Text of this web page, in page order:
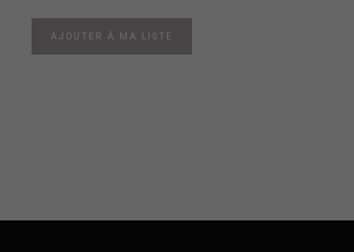
AJOUTER À MA LISTE